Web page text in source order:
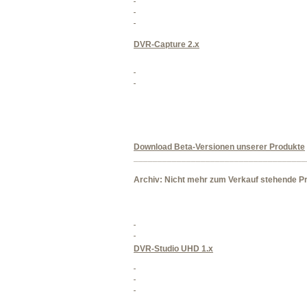
DVR-Capture 2.x
Download Beta-Versionen unserer Produkte
Archiv: Nicht mehr zum Verkauf stehende
DVR-Studio UHD 1.x